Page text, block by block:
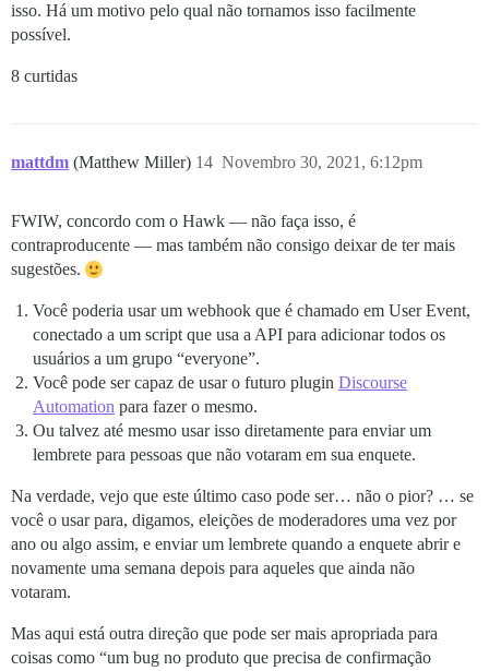
isso. Há um motivo pelo qual não tornamos isso facilmente
possível.
8 curtidas
mattdm (Matthew Miller) Novembro 30, 2021, 6:12pm
14
FWIW, concordo com o Hawk — não faça isso, é
contraproducente — mas também não consigo deixar de ter mais
sugestões.
Você poderia usar um webhook que é chamado em User Event,
conectado a um script que usa a API para adicionar todos os
usuários a um grupo “everyone”.
Você pode ser capaz de usar o futuro plugin Discourse
Automation para fazer o mesmo.
Ou talvez até mesmo usar isso diretamente para enviar um
lembrete para pessoas que não votaram em sua enquete.
Na verdade, vejo que este último caso pode ser… não o pior? … se
você o usar para, digamos, eleições de moderadores uma vez por
ano ou algo assim, e enviar um lembrete quando a enquete abrir e
novamente uma semana depois para aqueles que ainda não
votaram.
Mas aqui está outra direção que pode ser mais apropriada para
coisas como “um bug no produto que precisa de confirmação